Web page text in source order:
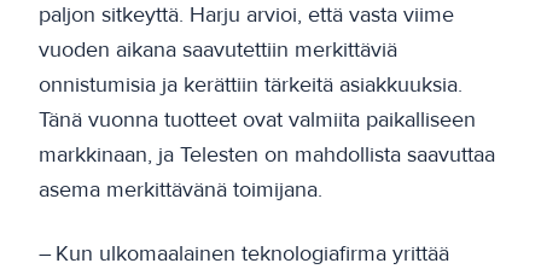
paljon sitkeyttä. Harju arvioi, että vasta viime
vuoden aikana saavutettiin merkittäviä
onnistumisia ja kerättiin tärkeitä asiakkuuksia.
Tänä vuonna tuotteet ovat valmiita paikalliseen
markkinaan, ja Telesten on mahdollista saavuttaa
asema merkittävänä toimijana.
– Kun ulkomaalainen teknologiafirma yrittää